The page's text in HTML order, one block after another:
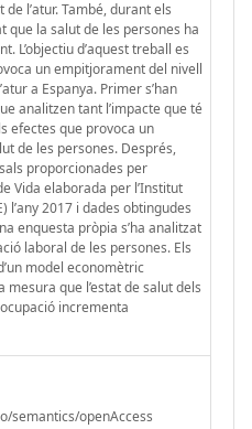
l’atur. També, durant els
que la salut de les persones ha
L’objectiu d’aquest treball es
un empitjorament del nivell
a Espanya. Primer s’han
analitzen tant l’impacte que té
efectes que provoca un
de les persones. Després,
proporcionades per
Vida elaborada per l’Institut
l’any 2017 i dades obtingudes
enquesta pròpia s’ha analitzat
laboral de les persones. Els
model economètric
que l’estat de salut dels
incrementa
semantics/openAccess